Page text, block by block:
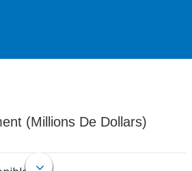
(Millions De Dollars)